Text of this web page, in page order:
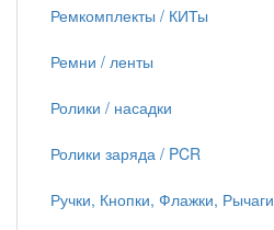
Ремкомплекты / КИТы
Ремни / ленты
Ролики / насадки
Ролики заряда / PCR
Ручки, Кнопки, Флажки, Рычаги